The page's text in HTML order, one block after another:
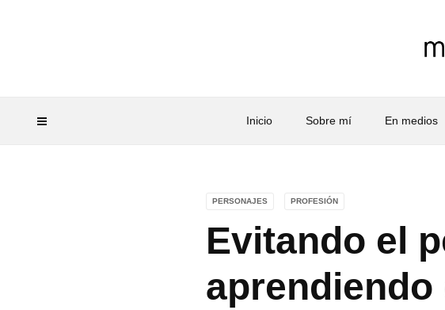
Inicio Sobre mí En medios
PERSONAJES PROFESIÓN
Evitando el